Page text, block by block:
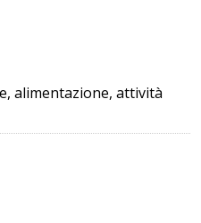
alimentazione, attività